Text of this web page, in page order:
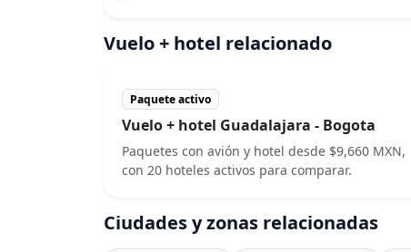
Vuelo + hotel relacionado
Paquete activo
Vuelo + hotel Guadalajara - Bogota
Paquetes con avión y hotel desde $9,660 MXN,
con 20 hoteles activos para comparar.
Ciudades y zonas relacionadas